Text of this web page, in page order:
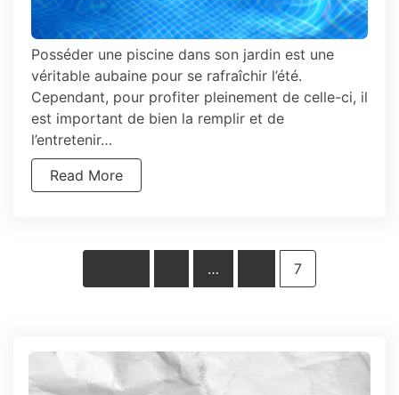
Posséder une piscine dans son jardin est une
véritable aubaine pour se rafraîchir l’été.
Cependant, pour profiter pleinement de celle-ci, il
est important de bien la remplir et de
l’entretenir…
Read More
… 7